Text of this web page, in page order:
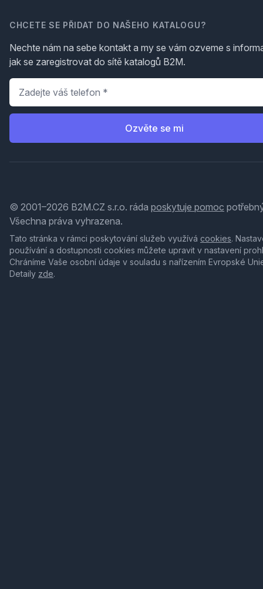
CHCETE SE PŘIDAT DO NAŠEHO KATALOGU?
Nechte nám na sebe kontakt a my se vám ozveme s
jak se zaregistrovat do sítě katalogů B2M.
Telefon
Ozvěte se mi
© 2001–2026 B2M.CZ s.r.o. ráda poskytuje pomoc
Všechna práva vyhrazena.
Tato stránka v rámci poskytování služeb využívá cookies.
používání a dostupnosti cookies můžete upravit v nastavení
Chráníme Vaše osobní údaje v souladu s nařízením Evropské
Detaily zde.